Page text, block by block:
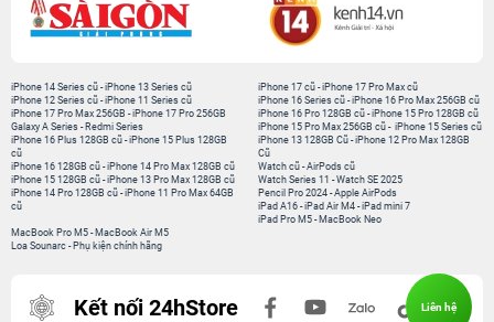
iPhone 14 Series cũ -iPhone 13 Series cũ
iPhone 12 Series cũ -iPhone 11 Series cũ
iPhone 17 Pro Max 256GB -iPhone 17 Pro 256GB
Galaxy A Series - Redmi Series
iPhone 17 cũ -iPhone 17 Pro Max cũ
iPhone 16 Series cũ - iPhone 16 Pro Max 256GB cũ
iPhone 16 Pro 128GB cũ -iPhone 15 Pro 128GB cũ
iPhone 15 Pro Max 256GB cũ - iPhone 15 Series cũ
iPhone 16 Plus 128GB cũ -iPhone 15 Plus 128GB
cũ
iPhone 16 128GB cũ -iPhone 14 Pro Max 128GB cũ
iPhone 15 128GB cũ -iPhone 13 Pro Max 128GB cũ
iPhone 14 Pro 128GB cũ -iPhone 11 Pro Max 64GB
cũ
iPhone 13 128GB Cũ -iPhone 12 Pro Max 128GB
Cũ
Watch cũ -AirPods cũ
Watch Series 11 -Watch SE 2025
Pencil Pro 2024 -Apple AirPods
iPad A16 -iPad Air M4 -iPad mini 7
iPad Pro M5 - MacBook Neo
MacBook Pro M5 - MacBook Air M5
Loa Sounarc - Phụ kiện chính hãng
Kết nối 24hStore Liên hệ